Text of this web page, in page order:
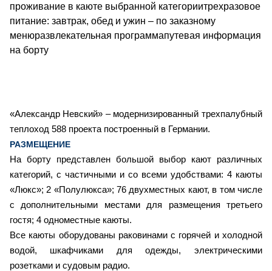
«Александр Невский» – модернизированный трехпалубный
теплоход 588 проекта построенный в Германии.
РАЗМЕЩЕНИЕ
На борту представлен большой выбор кают различных
категорий, с частичными и со всеми удобствами: 4 каюты
«Люкс»; 2 «Полулюкса»; 76 двухместных кают, в том числе
с дополнительными местами для размещения третьего
гостя; 4 одноместные каюты.
Все каюты оборудованы раковинами с горячей и холодной
водой, шкафчиками для одежды, электрическими
розетками и судовым радио.
проживание в каюте выбранной категориитрехразовое
питание: завтрак, обед и ужин – по заказному
менюразвлекательная программапутевая информация
на борту